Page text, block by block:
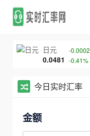
日元
0.0481
-0.0002
-0.41%
今日实时汇率
金额